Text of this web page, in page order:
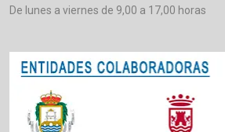
De lunes a viernes de 9,00 a 17,00 horas